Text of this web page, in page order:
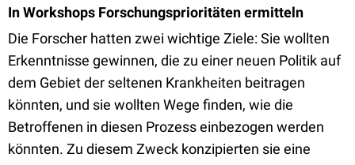
In Workshops Forschungsprioritäten ermitteln
Die Forscher hatten zwei wichtige Ziele: Sie wollten
Erkenntnisse gewinnen, die zu einer neuen Politik auf
dem Gebiet der seltenen Krankheiten beitragen
könnten, und sie wollten Wege finden, wie die
Betroffenen in diesen Prozess einbezogen werden
könnten. Zu diesem Zweck konzipierten sie eine